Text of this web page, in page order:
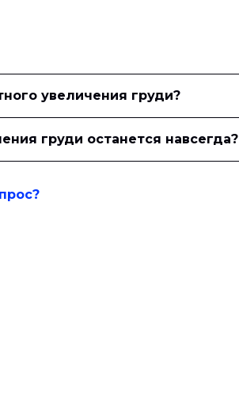
увеличения груди?
груди останется навсегда?